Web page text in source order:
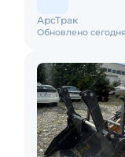
Обновлено сегодня
АрсТрак